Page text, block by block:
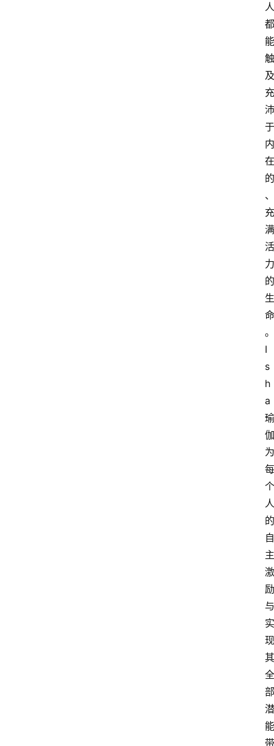
人
都
能
触
及
充
沛
于
内
在
的
、
充
满
活
力
的
生
命
。
I
s
h
a
瑜
伽
为
每
个
人
的
自
主
激
励
与
实
现
其
全
部
潜
能
带